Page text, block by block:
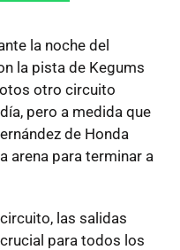
la noche del
la pista de Kegums
otro circuito
pero a medida que
de Honda
arena para terminar a
las salidas
para todos los